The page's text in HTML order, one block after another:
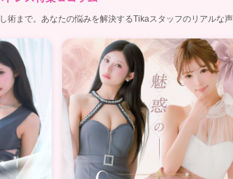
術まで。あなたの悩みを解決するTikaスタッフのリアルな声